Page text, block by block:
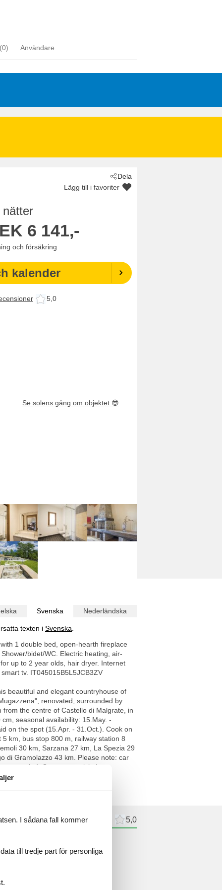
0) Användare
Dela
Lägg till i favoriter
nätter
6 141,-
och försäkring
kalender
5,0
Se solens gång om objektet 😎
Svenska Nederländska
texten i Svenska
1 double bed, open-hearth fireplace
bidet/WC. Electric heating, air-
up to 2 year olds, hair dryer. Internet
tv. IT045015B5L5JCB3ZV
beautiful and elegant countryhouse of
renovated, surrounded by
the centre of Castello di Malgrate, in
seasonal availability: 15.May. -
on the spot (15.Apr. - 31.Oct.). Cook on
km, bus stop 800 m, railway station 8
30 km, Sarzana 27 km, La Spezia 29
di Gramolazzo 43 km. Please note: car
Guests can visit the
flora of the place.
Externa recensioner 5,0
recensioner
I sådana fall kommer
till tredje part för personliga